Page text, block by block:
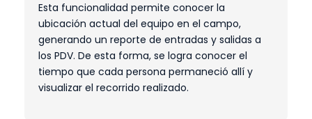
Esta funcionalidad permite conocer la
ubicación actual del equipo en el campo,
generando un reporte de entradas y salidas a
los PDV. De esta forma, se logra conocer el
tiempo que cada persona permaneció allí y
visualizar el recorrido realizado.